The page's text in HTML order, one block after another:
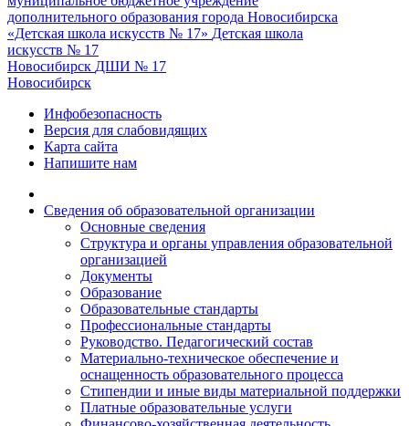
дополнительного образования города Новосибирска
«Детская школа искусств № 17» Детская школа
искусств № 17
Новосибирск ДШИ № 17
Новосибирск
Инфобезопасность
Версия для слабовидящих
Карта сайта
Напишите нам
Сведения об образовательной организации
Основные сведения
Структура и органы управления образовательной
организацией
Документы
Образование
Образовательные стандарты
Профессиональные стандарты
Руководство. Педагогический состав
Материально-техническое обеспечение и
оснащенность образовательного процесса
Стипендии и иные виды материальной поддержки
Платные образовательные услуги